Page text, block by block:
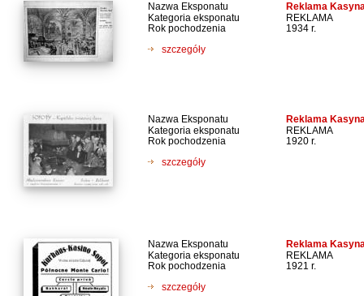
Nazwa Eksponatu Reklama
Kategoria eksponatu
REKLAMA
Rok pochodzenia
1934 r.
szczegóły
Nazwa Eksponatu Reklama
Kategoria eksponatu
REKLAMA
Rok pochodzenia
1920 r.
szczegóły
Nazwa Eksponatu Reklama
Kategoria eksponatu
REKLAMA
Rok pochodzenia
1921 r.
szczegóły